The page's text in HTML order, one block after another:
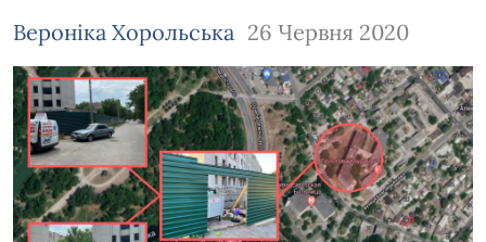
Вероніка Хорольська 26 Червня 2020
Зображення завантажується